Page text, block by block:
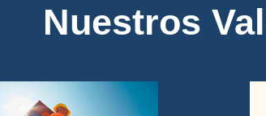
Nuestros